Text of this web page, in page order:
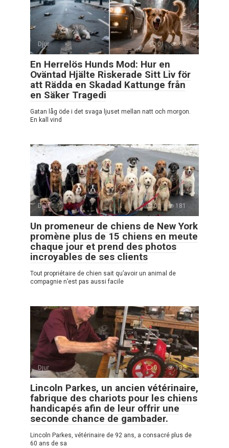
Djur 0 69
En Herrelös Hunds Mod: Hur en
Oväntad Hjälte Riskerade Sitt Liv för
att Rädda en Skadad Kattunge från
en Säker Tragedi
Gatan låg öde i det svaga ljuset mellan natt och morgon.
En kall vind
Djur 0 181
Un promeneur de chiens de New York
promène plus de 15 chiens en meute
chaque jour et prend des photos
incroyables de ses clients
Tout propriétaire de chien sait qu’avoir un animal de
compagnie n’est pas aussi facile
Djur 0 132
Lincoln Parkes, un ancien vétérinaire,
fabrique des chariots pour les chiens
handicapés afin de leur offrir une
seconde chance de gambader.
Lincoln Parkes, vétérinaire de 92 ans, a consacré plus de
60 ans de sa